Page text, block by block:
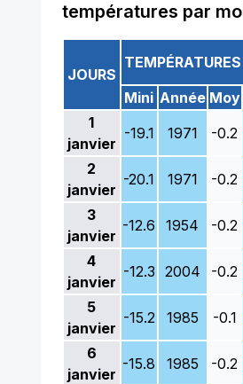
températures par
JOURS
Mini Année Moy
1
janvier
-19.1 1971 -0.2
2
janvier
-20.1 1971 -0.2
3
janvier
-12.6 1954 -0.2
4
janvier
-12.3 2004 -0.2
5
janvier
-15.2 1985 -0.1
6
janvier
-15.8 1985 -0.2